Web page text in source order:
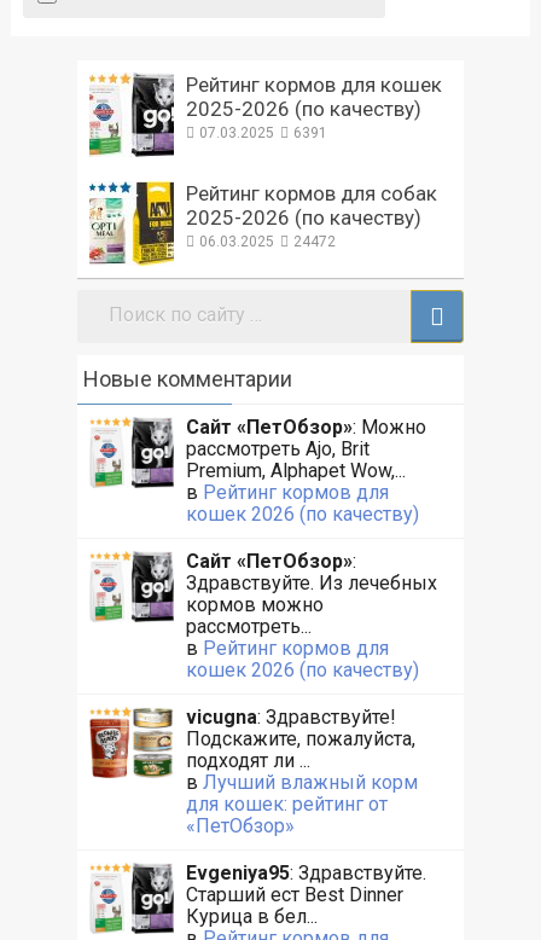
Рейтинг кормов для кошек
2025-2026 (по качеству)
07.03.2025 6391
Рейтинг кормов для собак
2025-2026 (по качеству)
06.03.2025 24472
Поиск:
Новые комментарии
Сайт «ПетОбзор»: Можно
рассмотреть Ajo, Brit
Premium, Alphapet Wow,...
в Рейтинг кормов для
кошек 2026 (по качеству)
Сайт «ПетОбзор»:
Здравствуйте. Из лечебных
кормов можно
рассмотреть...
в Рейтинг кормов для
кошек 2026 (по качеству)
vicugna: Здравствуйте!
Подскажите, пожалуйста,
подходят ли ...
в Лучший влажный корм
для кошек: рейтинг от
«ПетОбзор»
Evgeniya95: Здравствуйте.
Старший ест Best Dinner
Курица в бел...